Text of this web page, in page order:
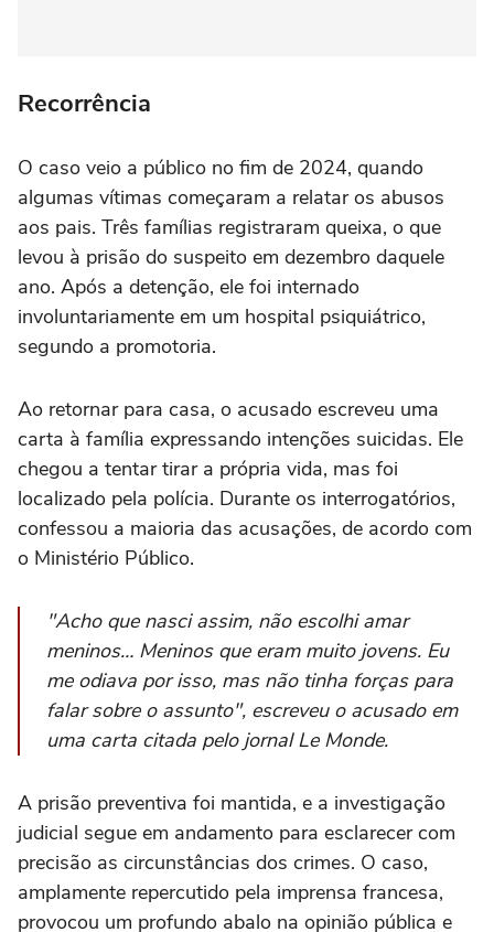
Recorrência
O caso veio a público no fim de 2024, quando
algumas vítimas começaram a relatar os abusos
aos pais. Três famílias registraram queixa, o que
levou à prisão do suspeito em dezembro daquele
ano. Após a detenção, ele foi internado
involuntariamente em um hospital psiquiátrico,
segundo a promotoria.
Ao retornar para casa, o acusado escreveu uma
carta à família expressando intenções suicidas. Ele
chegou a tentar tirar a própria vida, mas foi
localizado pela polícia. Durante os interrogatórios,
confessou a maioria das acusações, de acordo com
o Ministério Público.
"Acho que nasci assim, não escolhi amar
meninos… Meninos que eram muito jovens. Eu
me odiava por isso, mas não tinha forças para
falar sobre o assunto", escreveu o acusado em
uma carta citada pelo jornalLe Monde.
A prisão preventiva foi mantida, e a investigação
judicial segue em andamento para esclarecer com
precisão as circunstâncias dos crimes. O caso,
amplamente repercutido pela imprensa francesa,
provocou um profundo abalo na opinião pública e